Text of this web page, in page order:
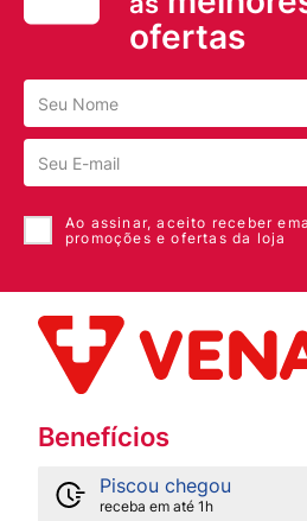
ofertas
Ao assinar, aceito receber
promoções e ofertas da loja
Benefícios
Piscou chegou
receba em até 1h